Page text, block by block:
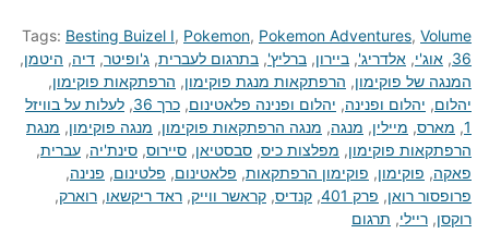
Tags: Besting Buizel I, Pokemon, Pokemon Adventures, Volume
36
, אוג'י, אלדריג', ביירון, ברליץ', בתרגום לעברית, ג'ופיטר, דיה, היטמן,
המנגה של פוקימון, הרפתקאות מנגת פוקימון, הרפתקאות פוקימון,
יהלום, יהלום ופנינה, יהלום ופנינה פלאטינום, כרך 36 , לעלות על בוויזל
1
, מארס, מיילין, מנגה, מנגה הרפתקאות פוקימון, מנגה פוקימון, מנגת
הרפתקאות פוקימון, מפלצות כיס, סבסטיאן, סיירוס, סינת'יה, עברית,
פאקה, פוקימון, פוקימון הרפתקאות, פלאטינום, פלטינום, פנינה,
פרופסור רואן, פרק 401 , קנדיס, קראשר ווייק, ראד ריקשאו, רוארק,
רוקסן, ריילי, תרגום